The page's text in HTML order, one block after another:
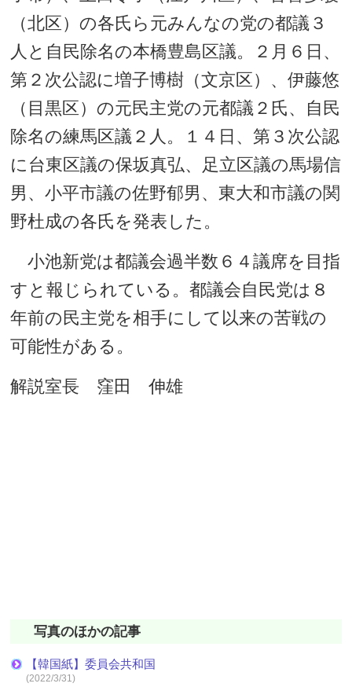
（北区）の各氏ら元みんなの党の都議３
人と自民除名の本橋豊島区議。２月６日、
第２次公認に増子博樹（文京区）、伊藤悠
（目黒区）の元民主党の元都議２氏、自民
除名の練馬区議２人。１４日、第３次公認
に台東区議の保坂真弘、足立区議の馬場信
男、小平市議の佐野郁男、東大和市議の関
野杜成の各氏を発表した。
小池新党は都議会過半数６４議席を目指
すと報じられている。都議会自民党は８
年前の民主党を相手にして以来の苦戦の
可能性がある。
解説室長 窪田 伸雄
写真のほかの記事
【韓国紙】委員会共和国
(2022/3/31)